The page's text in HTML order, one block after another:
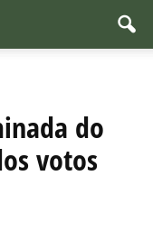
do
votos